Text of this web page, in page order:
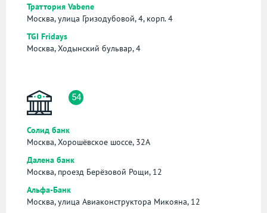
Траттория Vabene
Москва, улица Гризодубовой, 4, корп. 4
TGI Fridays
Москва, Ходынский бульвар, 4
54
Солид банк
Москва, Хорошёвское шоссе, 32А
Далена банк
Москва, проезд Берёзовой Рощи, 12
Альфа-Банк
Москва, улица Авиаконструктора Микояна, 12